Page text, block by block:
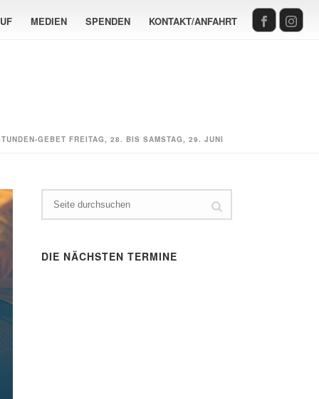
MEDIEN SPENDEN KONTAKT/ANFAHRT
GEBET FREITAG, 28. BIS SAMSTAG, 29. JUNI
DIE NÄCHSTEN TERMINE